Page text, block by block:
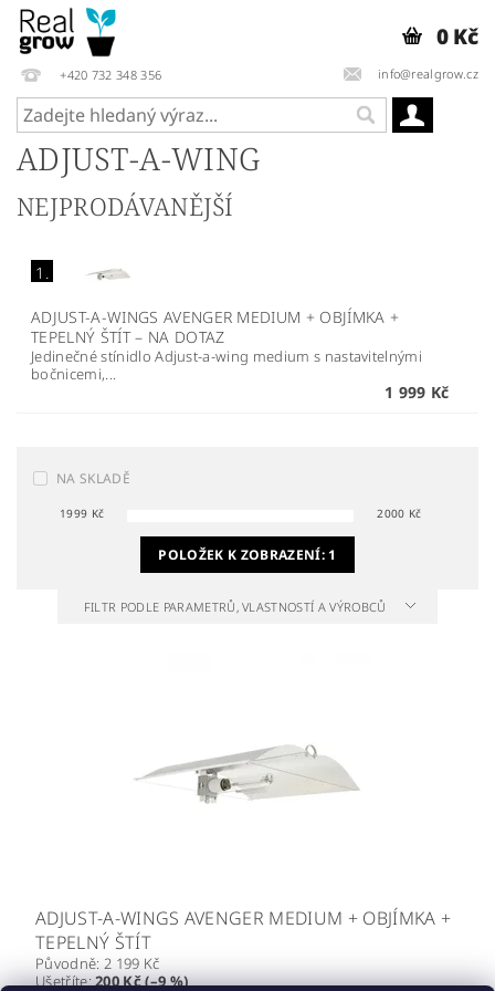
+420 732 348 356 info@realgrow.cz
0 Kč
ADJUST-A-WING
NEJPRODÁVANĚJŠÍ
1.
ADJUST-A-WINGS AVENGER MEDIUM + OBJÍMKA +
TEPELNÝ ŠTÍT– NA DOTAZ
Jedinečné stínidlo Adjust-a-wing medium s nastavitelnými
bočnicemi,...
1 999 Kč
NA SKLADĚ
1999 Kč 2000 Kč
POLOŽEK K ZOBRAZENÍ: 1
FILTR PODLE PARAMETRŮ, VLASTNOSTÍ A VÝROBCŮ
ADJUST-A-WINGS AVENGER MEDIUM + OBJÍMKA +
TEPELNÝ ŠTÍT
Původně: 2 199 Kč
Ušetříte:200 Kč (–9 %)